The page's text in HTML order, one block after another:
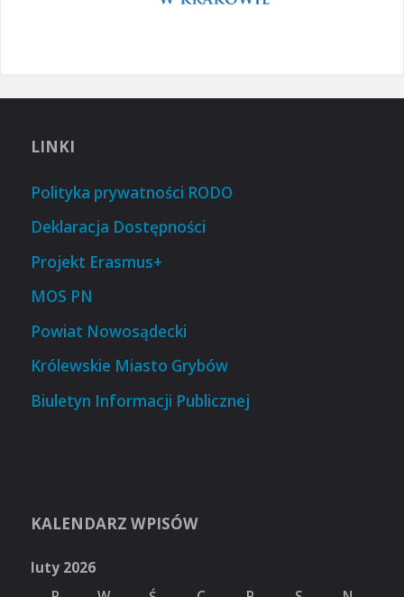
LINKI
Polityka prywatności RODO
Deklaracja Dostępności
Projekt Erasmus+
MOS PN
Powiat Nowosądecki
Królewskie Miasto Grybów
Biuletyn Informacji Publicznej
KALENDARZ WPISÓW
luty 2026